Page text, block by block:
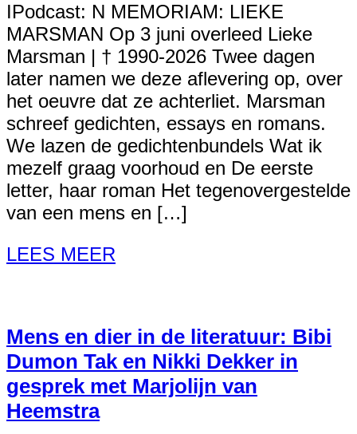
IPodcast: N MEMORIAM: LIEKE
MARSMAN Op 3 juni overleed Lieke
Marsman | † 1990-2026 Twee dagen
later namen we deze aflevering op, over
het oeuvre dat ze achterliet. Marsman
schreef gedichten, essays en romans.
We lazen de gedichtenbundels Wat ik
mezelf graag voorhoud en De eerste
letter, haar roman Het tegenovergestelde
van een mens en […]
LEES MEER
Mens en dier in de literatuur: Bibi
Dumon Tak en Nikki Dekker in
gesprek met Marjolijn van
Heemstra